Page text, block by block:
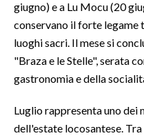
INSULARITÀ
INFO AZIENDE
ABBONATI
ANNUNCI
NECROLOGI
giugno) e a Lu Mocu (20
conservano il forte legame
luoghi sacri. Il mese si
"Braza e le Stelle", serata
gastronomia e della
Luglio rappresenta uno dei
dell'estate locosantese.